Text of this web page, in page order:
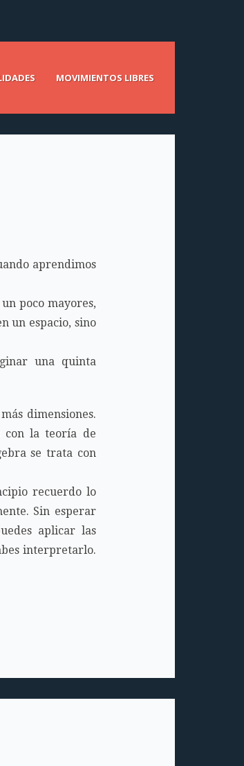
MOVIMIENTOS LIBRES
aprendimos
poco mayores,
un espacio, sino
una quinta
dimensiones.
con la teoría de
se trata con
recuerdo lo
Sin esperar
aplicar las
interpretarlo.